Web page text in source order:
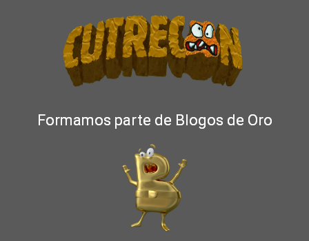
Formamos parte de Blogos de Oro